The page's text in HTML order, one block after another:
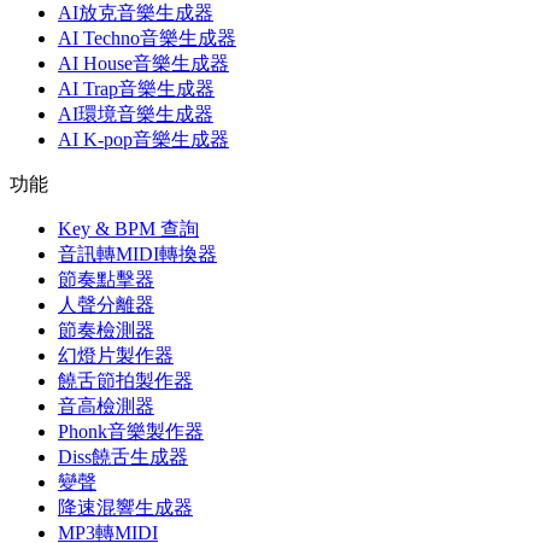
AI放克音樂生成器
AI Techno音樂生成器
AI House音樂生成器
AI Trap音樂生成器
AI環境音樂生成器
AI K-pop音樂生成器
功能
Key & BPM 查詢
音訊轉MIDI轉換器
節奏點擊器
人聲分離器
節奏檢測器
幻燈片製作器
饒舌節拍製作器
音高檢測器
Phonk音樂製作器
Diss饒舌生成器
變聲
降速混響生成器
MP3轉MIDI